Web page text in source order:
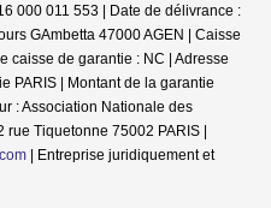
000 011 553 | Date de délivrance :
GAmbetta 47000 AGEN | Caisse
caisse de garantie : NC | Adresse
PARIS | Montant de la garantie
: Association Nationale des
rue Tiquetonne 75002 PARIS |
| Entreprise juridiquement et